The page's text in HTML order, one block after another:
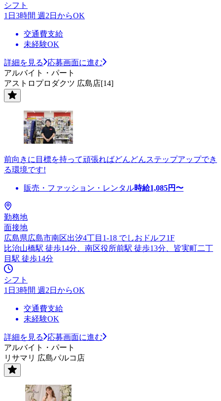
シフト
1日3時間 週2日からOK
交通費支給
未経験OK
詳細を見る
応募画面に進む
アルバイト・パート
アストロプロダクツ 広島店[14]
前向きに目標を持って頑張ればどんどんステップアップでき
る環境です!
販売・ファッション・レンタル時給1,085円〜
勤務地
面接地
広島県広島市南区出汐4丁目1-18 でしおドルフ1F
比治山橋駅 徒歩14分、南区役所前駅 徒歩13分、皆実町二丁
目駅 徒歩14分
シフト
1日3時間 週2日からOK
交通費支給
未経験OK
詳細を見る
応募画面に進む
アルバイト・パート
リサマリ 広島パルコ店